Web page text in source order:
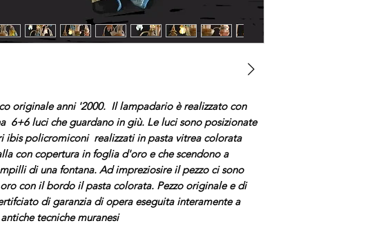
originale anni '2000. Il lampadario è realizzato con
6+6 luci che guardano in giù. Le luci sono posizionate
ibis policromiconi realizzati in pasta vitrea colorata
con copertura in foglia d'oro e che scendono a
di una fontana. Ad impreziosire il pezzo ci sono
con il bordo il pasta colorata. Pezzo originale e di
di garanzia di opera eseguita interamente a
tecniche muranesi